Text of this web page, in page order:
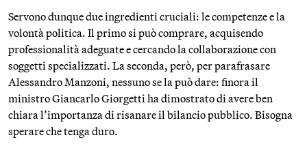
Servono dunque due ingredienti cruciali: le competenze e la
volontà politica. Il primo si può comprare, acquisendo
professionalità adeguate e cercando la collaborazione con
soggetti specializzati. La seconda, però, per parafrasare
Alessandro Manzoni, nessuno se la può dare: finora il
ministro Giancarlo Giorgetti ha dimostrato di avere ben
chiara l’importanza di risanare il bilancio pubblico. Bisogna
sperare che tenga duro.